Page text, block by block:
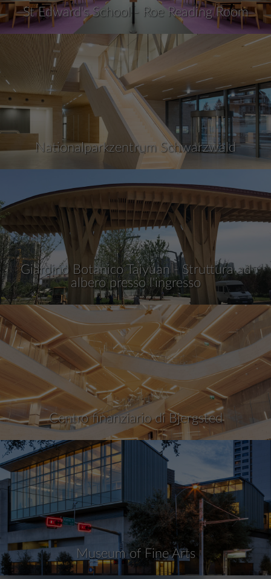
St Edward's School - Roe Reading Room
Nationalparkzentrum Schwarzwald
Giardino Botanico Taiyuan - Struttura ad
albero presso l'ingresso
Centro finanziario di Bjergsted
Museum of Fine Arts